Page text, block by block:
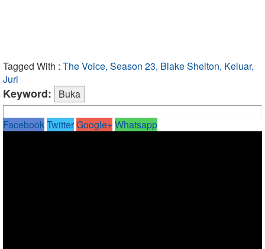
Tagged With : The Voice, Season 23, Blake Shelton, Keluar,
Juri
Keyword:
FacebookTwitterGoogle+Whatsapp